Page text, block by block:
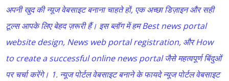
अपनी खुद की न्यूज वेबसाइट बनाना चाहते हों, एक अच्छा डिज़ाइन और सही
टूल्स आपके लिए बेहद ज़रूरी हैं। इस ब्लॉग में हम Best news portal
website design, News web portal registration, और How
to create a successful online news portal जैसे महत्वपूर्ण बिंदुओं
पर चर्चा करेंगे। 1. न्यूज पोर्टल वेबसाइट बनाने के फायदे न्यूज पोर्टल वेबसाइट